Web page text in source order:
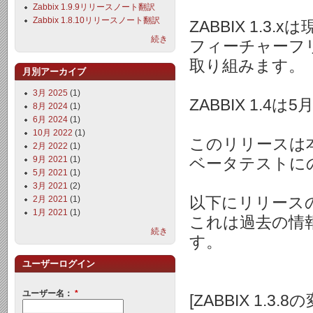
ZABBIX 1.3.xは
フィーチャーフ
取り組みます。
ZABBIX 1.4は5
このリリースは
ベータテストに
以下にリリース
これは過去の情
す。
[ZABBIX 1.3.8の
Zabbix 1.9.9リリースノート翻訳
Zabbix 1.8.10リリースノート翻訳
続き
月別アーカイブ
3月 2025 (1)
8月 2024 (1)
6月 2024 (1)
10月 2022 (1)
2月 2022 (1)
9月 2021 (1)
5月 2021 (1)
3月 2021 (2)
2月 2021 (1)
1月 2021 (1)
続き
ユーザーログイン
ユーザー名： *